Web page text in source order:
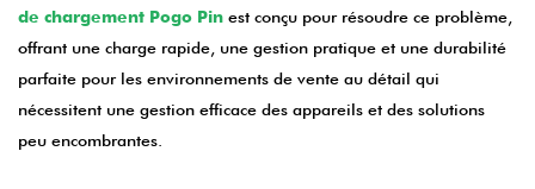
de chargement Pogo Pin est conçu pour résoudre ce problème,
offrant une charge rapide, une gestion pratique et une durabilité
parfaite pour les environnements de vente au détail qui
nécessitent une gestion efficace des appareils et des solutions
peu encombrantes.